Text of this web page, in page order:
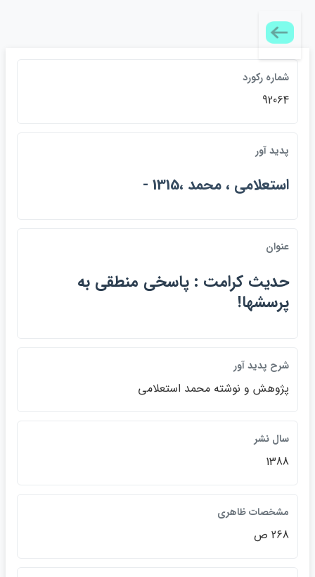
شماره ركورد
92064
پديد آور
استعلامي ، محمد ،1315 -
عنوان
حديث كرامت : پاسخي منطقي به
پرسشها!
شرح پديد آور
پژوهش و نوشته محمد استعلامي
سال نشر
1388
مشخصات ظاهري
268 ص